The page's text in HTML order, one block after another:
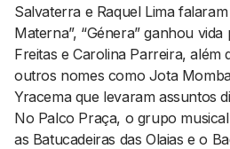
Salvaterra e Raquel Lima
Materna”, “Génera” ganhou vida
Freitas e Carolina Parreira, além
outros nomes como Jota
Yracema que levaram assuntos
No Palco Praça, o grupo
as Batucadeiras das Olaias e o